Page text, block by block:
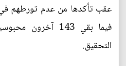
عقب تأكدها من عدم تورطهم في
فيما بقي 143
التحقيق.